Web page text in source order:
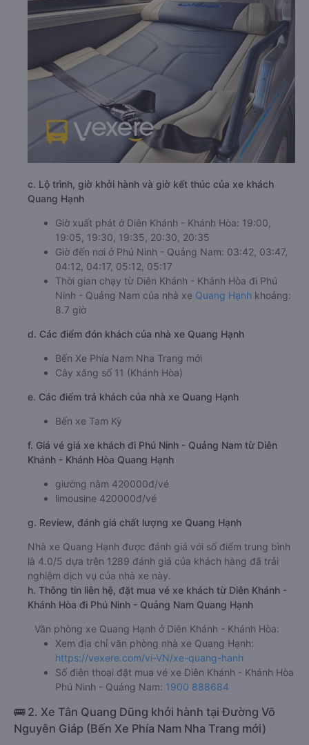
c. Lộ trình, giờ khởi hành và giờ kết thúc của xe khách
Quang Hạnh
Giờ xuất phát ở Diên Khánh - Khánh Hòa: 19:00,
19:05, 19:30, 19:35, 20:30, 20:35
Giờ đến nơi ở Phú Ninh - Quảng Nam: 03:42, 03:47,
04:12, 04:17, 05:12, 05:17
Thời gian chạy từ Diên Khánh - Khánh Hòa đi Phú
Ninh - Quảng Nam của nhà xe Quang Hạnh khoảng:
8.7 giờ
d. Các điểm đón khách của nhà xe Quang Hạnh
Bến Xe Phía Nam Nha Trang mới
Cây xăng số 11 (Khánh Hòa)
e. Các điểm trả khách của nhà xe Quang Hạnh
Bến xe Tam Kỳ
f. Giá vé giá xe khách đi Phú Ninh - Quảng Nam từ Diên
Khánh - Khánh Hòa Quang Hạnh
giường nằm 420000đ/vé
limousine 420000đ/vé
g. Review, đánh giá chất lượng xe Quang Hạnh
Nhà xe Quang Hạnh được đánh giá với số điểm trung bình
là 4.0/5 dựa trên 1289 đánh giá của khách hàng đã trải
nghiệm dịch vụ của nhà xe này.
h. Thông tin liên hệ, đặt mua vé xe khách từ Diên Khánh -
Khánh Hòa đi Phú Ninh - Quảng Nam Quang Hạnh
Văn phòng xe Quang Hạnh ở Diên Khánh - Khánh Hòa:
Xem địa chỉ văn phòng nhà xe Quang Hạnh:
https://vexere.com/vi-VN/xe-quang-hanh
Số điện thoại đặt mua vé xe Diên Khánh - Khánh Hòa
Phú Ninh - Quảng Nam: 1900 888684
🚌 2. Xe Tân Quang Dũng khởi hành tại Đường Võ
Nguyên Giáp (Bến Xe Phía Nam Nha Trang mới)